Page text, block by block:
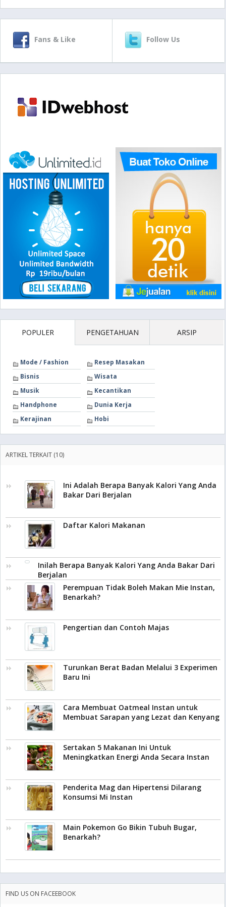
Fans & Like Follow Us
POPULER PENGETAHUAN ARSIP
Mode / Fashion
Resep Masakan
Bisnis
Wisata
Musik
Kecantikan
Handphone
Dunia Kerja
Kerajinan
Hobi
ARTIKEL TERKAIT (10)
Ini Adalah Berapa Banyak Kalori Yang Anda
Bakar Dari Berjalan
Daftar Kalori Makanan
Inilah Berapa Banyak Kalori Yang Anda Bakar Dari
Berjalan
Perempuan Tidak Boleh Makan Mie Instan,
Benarkah?
Pengertian dan Contoh Majas
Turunkan Berat Badan Melalui 3 Experimen
Baru Ini
Cara Membuat Oatmeal Instan untuk
Membuat Sarapan yang Lezat dan Kenyang
Sertakan 5 Makanan Ini Untuk
Meningkatkan Energi Anda Secara Instan
Penderita Mag dan Hipertensi Dilarang
Konsumsi Mi Instan
Main Pokemon Go Bikin Tubuh Bugar,
Benarkah?
FIND US ON FACEEBOOK